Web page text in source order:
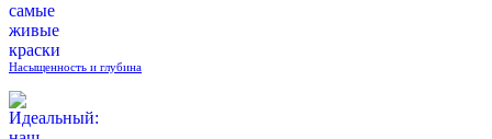
Насыщенность и глубина